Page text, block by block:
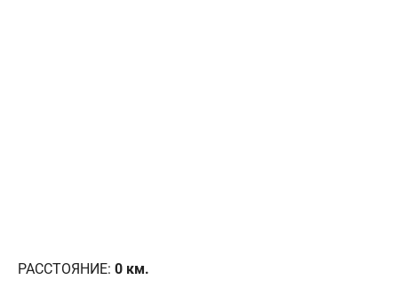
РАССТОЯНИЕ: 0 км.